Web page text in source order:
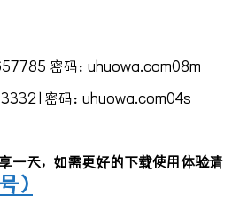
密码：uhuowa.com08m
密码：uhuowa.com04s
一天，如需更好的下载使用体验请
）